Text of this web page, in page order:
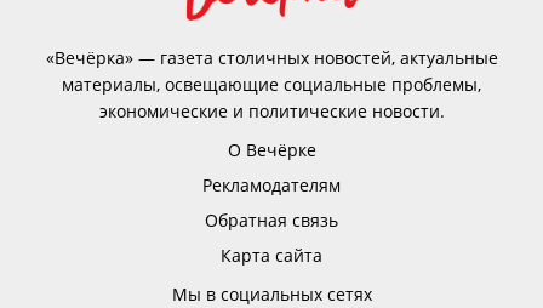
«Вечёрка» — газета столичных новостей, актуальные
материалы, освещающие социальные проблемы,
экономические и политические новости.
О Вечёрке
Рекламодателям
Обратная связь
Карта сайта
Мы в социальных сетях